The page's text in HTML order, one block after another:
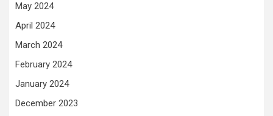
May 2024
April 2024
March 2024
February 2024
January 2024
December 2023